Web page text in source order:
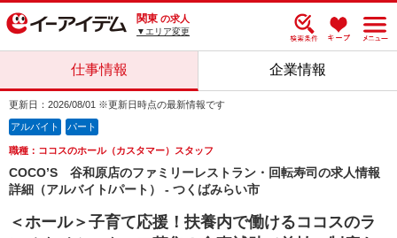
関東 の求人
▼エリア変更
仕事情報 企業情報
更新日：2026/08/01 ※更新日時点の最新情報です
アルバイト パート
職種：ココスのホール（カスタマー）スタッフ
COCO’S 谷和原店のファミリーレストラン・回転寿司の求人情報
詳細（アルバイト/パート） - つくばみらい市
＜ホール＞子育て応援！扶養内で働けるココスのラ